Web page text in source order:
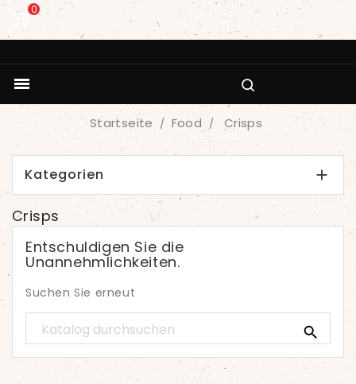
0

Startseite Food Crisps
Kategorien 
Crisps
Entschuldigen Sie die
Unannehmlichkeiten.
Suchen Sie erneut
